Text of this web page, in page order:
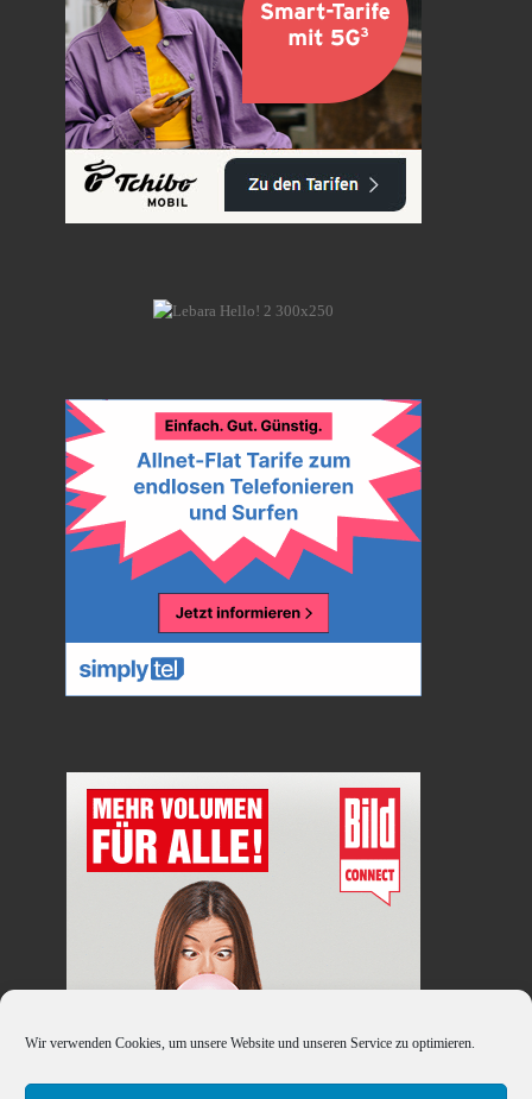
Wir verwenden Cookies, um unsere Website und unseren Service zu optimieren.